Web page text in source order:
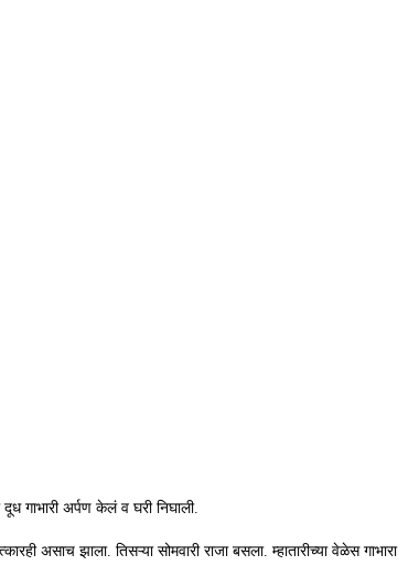
गाभारी अर्पण केलं व घरी निघाली.
असाच झाला. तिसऱ्या सोमवारी राजा बसला. म्हातारीच्या वेळेस गाभारा